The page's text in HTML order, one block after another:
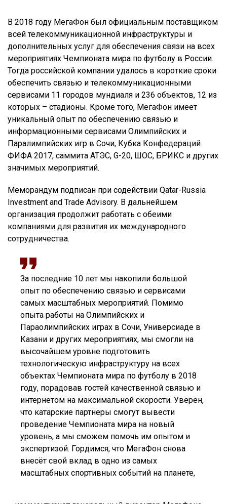
В 2018 году МегаФон был официальным поставщиком
всей телекоммуникационной инфраструктуры и
дополнительных услуг для обеспечения связи на всех
мероприятиях Чемпионата мира по футболу в России.
Тогда российской компании удалось в короткие сроки
обеспечить связью и телекоммуникационными
сервисами 11 городов мундиаля и 236 объектов, 12 из
которых – стадионы. Кроме того, МегаФон имеет
уникальный опыт по обеспечению связью и
информационными сервисами Олимпийских и
Паралимпийских игр в Сочи, Кубка Конфедераций
ФИФА 2017, саммита АТЭС, G-20, ШОС, БРИКС и других
значимых мероприятий.
Меморандум подписан при содействии Qatar-Russia
Investment and Trade Advisory. В дальнейшем
организация продолжит работать с обеими
компаниями для развития их международного
сотрудничества.
За последние 10 лет мы накопили большой
опыт по обеспечению связью и сервисами
самых масштабных мероприятий. Помимо
опыта работы на Олимпийских и
Параолимпийских играх в Сочи, Универсиаде в
Казани и других мероприятиях, мы смогли на
высочайшем уровне подготовить
технологическую инфраструктуру на всех
объектах Чемпионата мира по футболу в 2018
году, порадовав гостей качественной связью и
интернетом на максимальной скорости. Уверен,
что катарские партнеры смогут вывести
проведение Чемпионата мира на новый
уровень, а мы сможем помочь им опытом и
экспертизой. Гордимся, что МегаФон снова
внесёт свой вклад в одно из самых
масштабных спортивных событий на планете,